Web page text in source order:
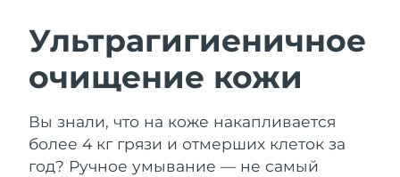
Ультрагигиеничное
очищение кожи
Вы знали, что на коже накапливается
более 4 кг грязи и отмерших клеток за
год? Ручное умывание — не самый
LUNA™ 4 набор
Anti-aging massage
BEAR™ 2 набор
Microcurrent toning
Австралия
Ожидаемая дата доставки
Австрия
Ожидаемая дата доставки
10/08/2026